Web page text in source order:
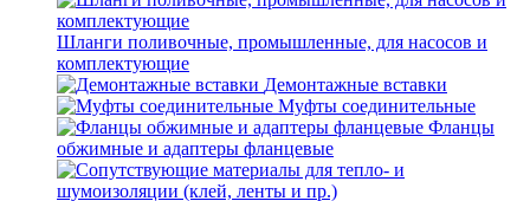
Шланги поливочные, промышленные, для насосов и
комплектующие
Демонтажные вставки
Муфты соединительные
Фланцы
обжимные и адаптеры фланцевые